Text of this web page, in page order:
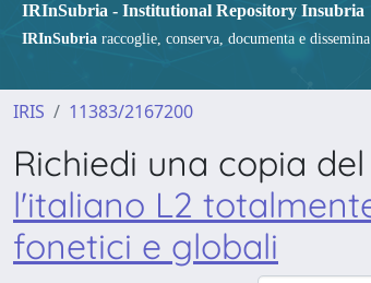
IRInSubria - Institutional Repository Insubria
IRInSubria raccoglie, conserva, documenta e
IRIS 11383/2167200
Richiedi una copia
l'italiano L2
fonetici e globali